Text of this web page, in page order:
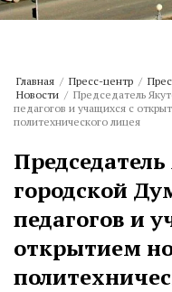
Главная / Пресс-центр /
Новости / Председатель
педагогов и учащихся с
политехнического лицея
городской
педагогов и
открытием